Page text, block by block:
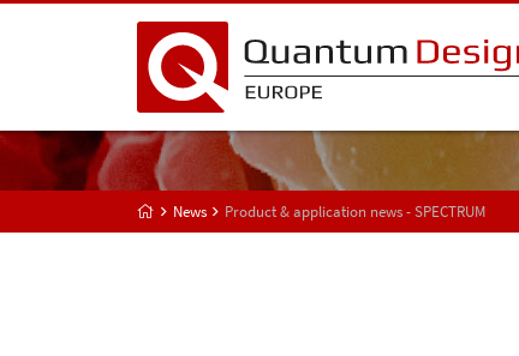
News Product & application news - SPECTRUM